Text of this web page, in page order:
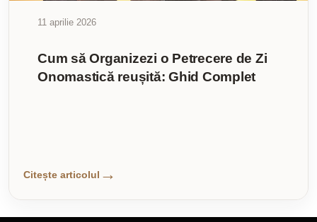
11 aprilie 2026
Cum să Organizezi o Petrecere de Zi
Onomastică reușită: Ghid Complet
Citește articolul